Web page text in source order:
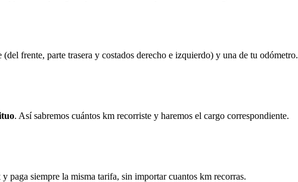
frente, parte trasera y costados derecho e izquierdo) y una de tu odómetro.
. Así sabremos cuántos km recorriste y haremos el cargo correspondiente.
y paga siempre la misma tarifa, sin importar cuantos km recorras.